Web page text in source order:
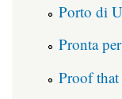
Porto di
Pronta
Proof